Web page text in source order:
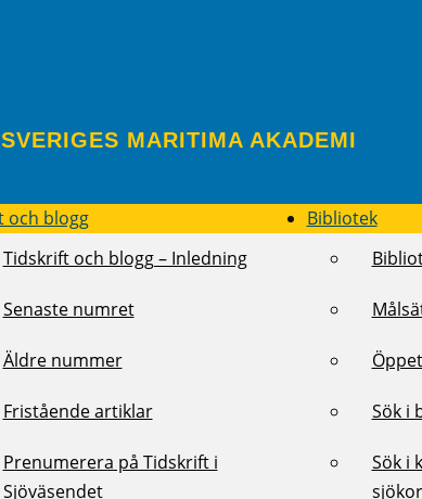
SVERIGES MARITIMA AKADEMI
och blogg
Tidskrift och blogg – Inledning
Senaste numret
Äldre nummer
Fristående artiklar
Prenumerera på Tidskrift i
Sjöväsendet
Bibliotek
Sök i
Sök i